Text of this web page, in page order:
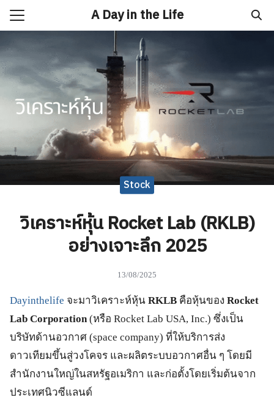
A Day in the Life
คราะห์ทองคำวันนี้
CODE ธนาคารในประเทศไทย
Search
for:
Stock
วิเคราะห์หุ้น Rocket Lab (RKLB)
อย่างเจาะลึก 2025
13/08/2025
Dayinthelife จะมาวิเคราะห์หุ้น RKLB คือหุ้นของ Rocket
Lab Corporation (หรือ Rocket Lab USA, Inc.) ซึ่งเป็น
บริษัทด้านอวกาศ (space company) ที่ให้บริการส่ง
ดาวเทียมขึ้นสู่วงโคจร และผลิตระบบอวกาศอื่น ๆ โดยมี
สำนักงานใหญ่ในสหรัฐอเมริกา และก่อตั้งโดยเริ่มต้นจาก
ประเทศนิวซีแลนด์